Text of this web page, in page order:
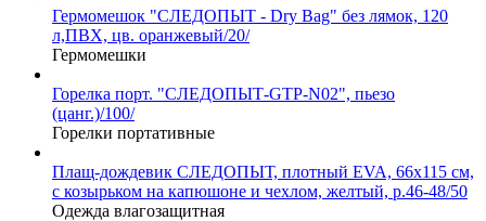
Гермомешок "СЛЕДОПЫТ - Dry Bag" без лямок, 120
л,ПВХ, цв. оранжевый/20/
Гермомешки
Горелка порт. "СЛЕДОПЫТ-GTP-N02", пьезо
(цанг.)/100/
Горелки портативные
Плащ-дождевик СЛЕДОПЫТ, плотный EVA, 66х115 см,
с козырьком на капюшоне и чехлом, желтый, р.46-48/50
Одежда влагозащитная